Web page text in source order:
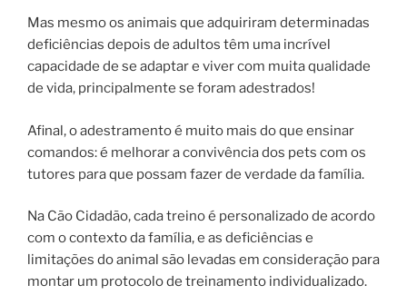
Mas mesmo os animais que adquiriram determinadas
deficiências depois de adultos têm uma incrível
capacidade de se adaptar e viver com muita qualidade
de vida, principalmente se foram adestrados!
Afinal, o adestramento é muito mais do que ensinar
comandos: é melhorar a convivência dos pets com os
tutores para que possam fazer de verdade da família.
Na Cão Cidadão, cada treino é personalizado de acordo
com o contexto da família, e as deficiências e
limitações do animal são levadas em consideração para
montar um protocolo de treinamento individualizado.